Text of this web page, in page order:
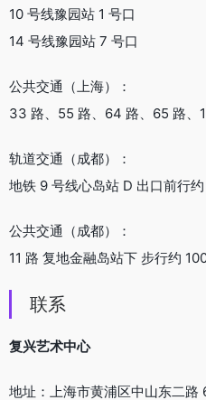
10 号线豫园站 1 号口
14 号线豫园站 7 号口
‍公共交通（上海）：
33 路、55 路、64 路、65 路、
‍轨道交通（成都）：
地铁 9 号线心岛站 D 出口前行约
‍公共交通（成都）：
11 路 复地金融岛站下 步行约
联系
复兴艺术中心
地址：上海市黄浦区中山东二路